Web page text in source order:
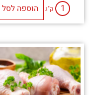
ק"ג הוספה לסל